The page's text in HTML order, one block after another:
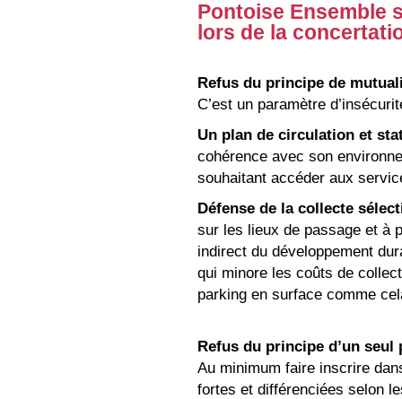
Pontoise Ensemble
lors de la
Refus du principe de
C’est un paramètre
Un plan de circulation et
cohérence avec son
souhaitant accéder aux
Défense de la collecte
sur les lieux de passage et à
indirect du développement
qui minore les coûts de
parking en surface comme
Refus du principe d’un
Au minimum faire inscrire
fortes et différenciées selon